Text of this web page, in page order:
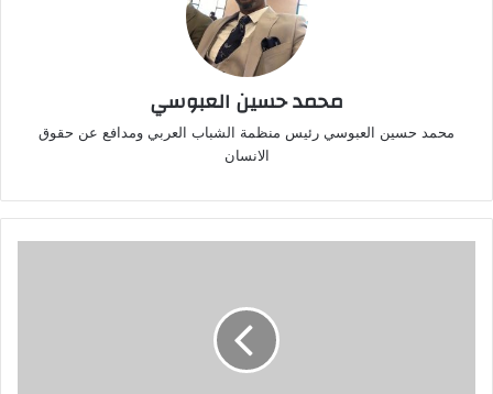
محمد حسين العبوسي
محمد حسين العبوسي رئيس منظمة الشباب العربي ومدافع عن حقوق
الانسان